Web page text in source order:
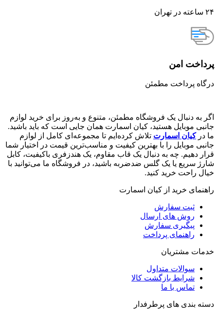
۲۴ ساعته در تهران
پرداخت امن
درگاه پرداخت مطمئن
اگر به دنبال یک فروشگاه مطمئن، متنوع و به‌روز برای خرید لوازم
جانبی موبایل هستید، کیان اسمارت همان جایی است که باید باشید.
ما درکیان اسمارت تلاش کرده‌ایم تا مجموعه‌ای کامل از لوازم
جانبی موبایل را با بهترین کیفیت و مناسب‌ترین قیمت در اختیار شما
قرار دهیم. چه به دنبال یک قاب مقاوم، یک هندزفری باکیفیت، کابل
شارژ سریع یا یک گلس ضدضربه باشید، در فروشگاه ما می‌توانید با
خیال راحت خرید کنید.
راهنمای خرید از کیان اسمارت
ثبت سفارش
روش‌ های ارسال
پیگیری سفارش
راهنمای پرداخت
خدمات مشتریان
سوالات متداول
شرایط بازگشت کالا
تماس با ما
دسته بندی های پرطرفدار